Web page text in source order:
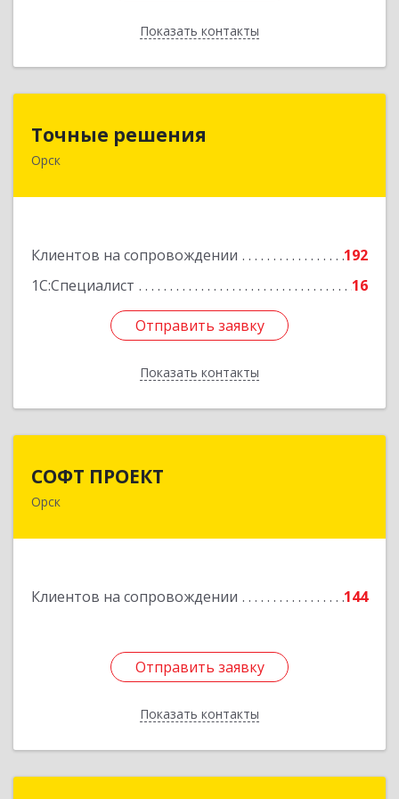
Показать контакты
Назад
Точные решения
Орск
Клиентов на сопровождении
192
1С:Специалист
16
Отправить заявку
Показать контакты
Подробнее
Отправить заявку
Назад
СОФТ ПРОЕКТ
Орск
Клиентов на сопровождении 144
Отправить заявку
Показать контакты
Отправить заявку
Назад